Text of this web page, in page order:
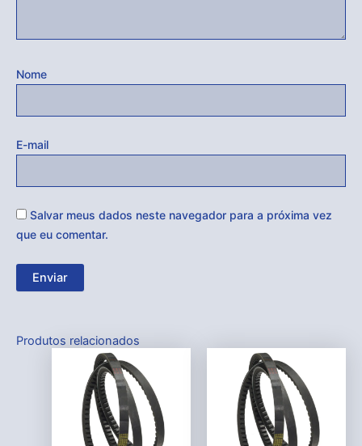
Nome
E-mail
Salvar meus dados neste navegador para a próxima vez
que eu comentar.
Produtos relacionados